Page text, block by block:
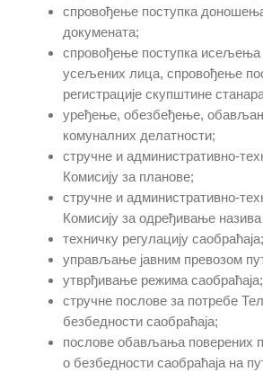
спровођење поступка
докумената;
спровођење поступка исељења
усељених лица, спровођење
регистрације скупштине
уређење, обезбеђење,
комуналних делатности;
стручне и административно-
Комисију за планове;
стручне и административно-
Комисију за одређивање
техничку регулацију саобраћаја;
управљање јавним превозом
утврђивање режима саобраћаја;
стручне послове за потребе
безбедности саобраћаја;
послове обављања поверених
о безбедности саобраћаја на